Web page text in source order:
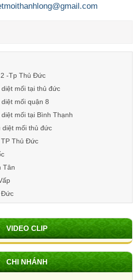
-Tp Thủ Đức
mối tại thủ đức
mối quận 8
mối tại Bình Thạnh
diệt mối thủ đức
TP Thủ Đức
Tân
Đức
VIDEO CLIP
CHI NHÁNH